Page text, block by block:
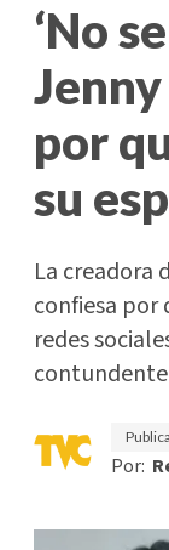
‘No
por
su
La creadora
confiesa por
redes
Por: